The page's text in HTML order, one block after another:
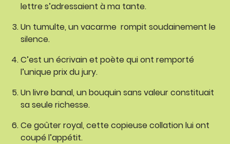
lettre s’adressaient à ma tante.
Un tumulte, un vacarme rompit soudainement le
silence.
C’est un écrivain et poète qui ont remporté
l’unique prix du jury.
Un livre banal, un bouquin sans valeur constituait
sa seule richesse.
Ce goûter royal, cette copieuse collation lui ont
coupé l’appétit.